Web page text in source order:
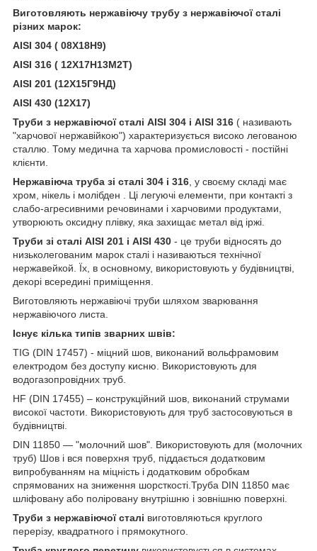
Виготовляють нержавіючу трубу з нержавіючої сталі
різних марок:
AISI 304 ( 08Х18Н9)
AISI 316 ( 12Х17Н13М2Т)
AISI 201 (12Х15Г9НД)
AISI 430 (12Х17)
Труби з нержавіючої сталі AISI 304 і AISI 316 ( називають
"харчової нержавійкою") характеризується високо легованою
сталлю. Тому медична та харчова промисловості - постійні
клієнти.
Нержавіюча труба зі сталі 304 і 316 , у своєму складі має
хром, нікель і молібден . Ці легуючі елементи, при контакті з
слабо-агресивними речовинами і харчовими продуктами,
утворюють оксидну плівку, яка захищає метал від іржі.
Труби зі сталі AISI 201 і AISI 430 - це труби відносять до
низьколегованим марок сталі і називаються технічної
нержавейкой. Їх, в основному, використовують у будівництві,
декорі всередині приміщення.
Виготовляють нержавіючі труби шляхом зварювання
нержавіючого листа.
Існує кілька типів зварних швів:
TIG (DIN 17457) - міцний шов, виконаний вольфрамовим
електродом без доступу кисню. Використовують для
водогазопровідних труб.
HF (DIN 17455) – конструкційний шов, виконаний струмами
високої частоти. Використовують для труб застосовуються в
будівництві.
DIN 11850 ― "молочний шов". Використовують для (молочних
труб) Шов і вся поверхня труб, піддається додатковим
випробуванням на міцність і додатковим обробкам
спрямованих на зниження шорсткості.Труба DIN 11850 має
шліфовану або поліровану внутрішню і зовнішню поверхні.
Труби з нержавіючої сталі виготовляються круглого
перерізу, квадратного і прямокутного.